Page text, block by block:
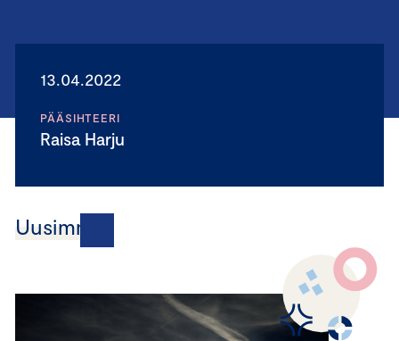
13.04.2022
PÄÄSIHTEERI
Raisa Harju
Uusimmat